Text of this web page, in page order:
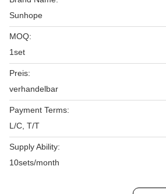
Sunhope
MOQ:
1set
Preis:
verhandelbar
Payment Terms:
L/C, T/T
Supply Ability:
10sets/month